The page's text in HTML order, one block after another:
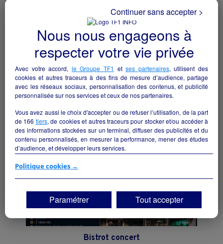
Une opportunité rare pour donner une
seconde vie à un établissement
emblématique au cœur de la Sologne.
Brinon-sur-Sauldre - 18410
Hôtellerie et restauration particulier
Bistrot concert
Nous nous engageons à
respecter votre vie privée
Avec votre accord, le Groupe TF1 etses partenaires, utilisent des
cookies et autres traceurs à des fins de mesure d’audience, partage
avec les réseaux sociaux, personnalisation des contenus, et publicité
personnalisée sur nos services et ceux de nos partenaires.
Vous avez aussi le choix d'accepter ou de refuser l’utilisation, de la part
de 166 tiers, de cookies et autres traceurs pour stocker et/ou accéder à
des informations stockées sur un terminal, diffuser des publicités et du
contenu personnalisés, en mesurer la performance, mener des études
d’audience, et développer leurs services.
Si vous continuez sans accepter, les fonctionnalités liées à la
vos centres d'intérêt. Seuls lescookies/traceurs techniquesseront
déposés et lus sur votre terminal.
Vous pouvez exprimer vos choix en cliquant sur "Tout accepter",
"Continuer sans accepter" ou "Paramétrer", et les modifier à tout
moment en cliquant sur le lien "Paramétrez vos choix" situé en bas de
Politique cookies →
Paramétrer
Continuer sans accepter >
Tout accepter